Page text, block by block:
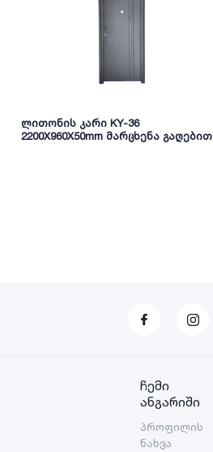
ლითონის კარი KY-36
2200X960X50mm მარცხენა გაღებით
ჩემი
ანგარიში
პროფილის
ნახვა